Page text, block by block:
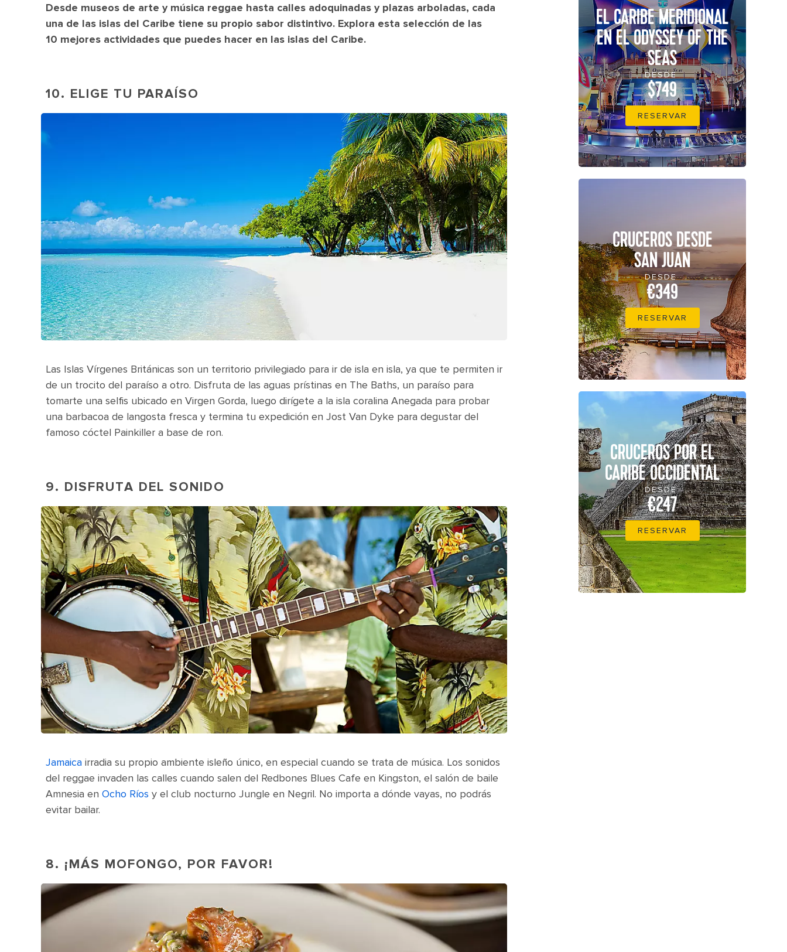
Desde museos de arte y música reggae hasta calles adoquinadas y plazas arboladas, cada
una de las islas del Caribe tiene su propio sabor distintivo. Explora esta selección de las
10 mejores actividades que puedes hacer en las islas del Caribe.
10. ELIGE TU PARAÍSO
Las Islas Vírgenes Británicas son un territorio privilegiado para ir de isla en isla, ya que te permiten ir
de un trocito del paraíso a otro. Disfruta de las aguas prístinas en The Baths, un paraíso para
tomarte una selfis ubicado en Virgen Gorda, luego dirígete a la isla coralina Anegada para probar
una barbacoa de langosta fresca y termina tu expedición en Jost Van Dyke para degustar del
famoso cóctel Painkiller a base de ron.
9. DISFRUTA DEL SONIDO
Jamaica irradia su propio ambiente isleño único, en especial cuando se trata de música. Los sonidos
del reggae invaden las calles cuando salen del Redbones Blues Cafe en Kingston, el salón de baile
Amnesia en Ocho Ríos y el club nocturno Jungle en Negril. No importa a dónde vayas, no podrás
evitar bailar.
8. ¡MÁS MOFONGO, POR FAVOR!
EL CARIBE MERIDIONAL
EN EL ODYSSEY OF THE
SEAS
DESDE
$749
RESERVAR
CRUCEROS DESDE
SAN JUAN
DESDE
€349
RESERVAR
CRUCEROS POR EL
CARIBE OCCIDENTAL
DESDE
€247
RESERVAR